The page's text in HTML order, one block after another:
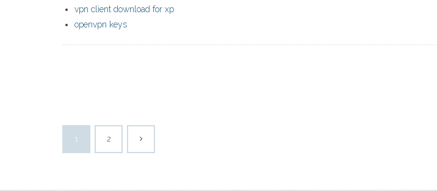
vpn client download for xp
openvpn keys
1 2